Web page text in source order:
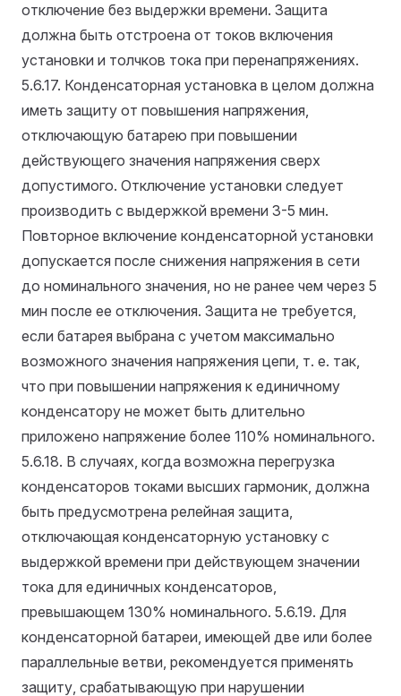
отключение без выдержки времени. Защита
должна быть отстроена от токов включения
установки и толчков тока при перенапряжениях.
5.6.17. Конденсаторная установка в целом должна
иметь защиту от повышения напряжения,
отключающую батарею при повышении
действующего значения напряжения сверх
допустимого. Отключение установки следует
производить с выдержкой времени 3-5 мин.
Повторное включение конденсаторной установки
допускается после снижения напряжения в сети
до номинального значения, но не ранее чем через 5
мин после ее отключения. Защита не требуется,
если батарея выбрана с учетом максимально
возможного значения напряжения цепи, т. е. так,
что при повышении напряжения к единичному
конденсатору не может быть длительно
приложено напряжение более 110% номинального.
5.6.18. В случаях, когда возможна перегрузка
конденсаторов токами высших гармоник, должна
быть предусмотрена релейная защита,
отключающая конденсаторную установку с
выдержкой времени при действующем значении
тока для единичных конденсаторов,
превышающем 130% номинального. 5.6.19. Для
конденсаторной батареи, имеющей две или более
параллельные ветви, рекомендуется применять
защиту, срабатывающую при нарушении